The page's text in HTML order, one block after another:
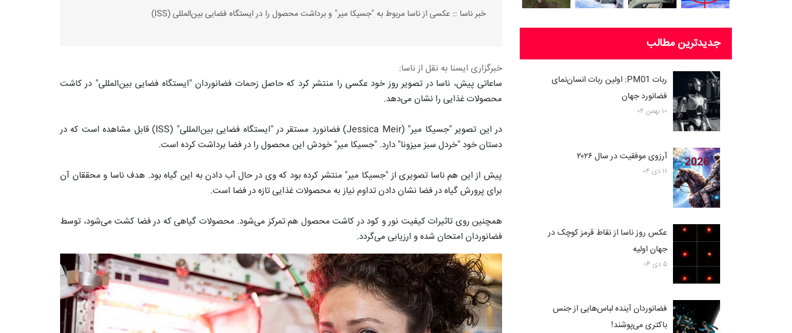
خبر ناسا :: عکسی از ناسا مربوط به "جسیکا میر" و برداشت محصول را در ایستگاه فضایی بین‌المللی (ISS)
خبرگزاری ایسنا به نقل از ناسا:
ساعاتی پیش، ناسا در تصویر روز خود عکسی را منتشر کرد که حاصل زحمات فضانوردان "ایستگاه فضایی بین‌المللی" در کاشت
محصولات غذایی را نشان می‌دهد.
در این تصویر "جسیکا میر" (Jessica Meir) فضانورد مستقر در "ایستگاه فضایی بین‌المللی" (ISS) قابل مشاهده است که در
دستان خود "خردل سبز میزونا" دارد. "جسیکا میر" خودش این محصول را در فضا برداشت کرده است.
پیش از این هم ناسا تصویری از "جسیکا میر" منتشر کرده بود که وی در حال آب دادن به این گیاه بود. هدف ناسا و محققان آن
برای پرورش گیاه در فضا نشان دادن تداوم نیاز به محصولات غذایی تازه در فضا است.
همچنین روی تاثیرات کیفیت نور و کود در کاشت محصول هم تمرکز می‌شود. محصولات گیاهی که در فضا کشت می‌شود، توسط
فضانوردان امتحان شده و ارزیابی می‌گردد.
جدیدترین مطالب
ربات PM01: اولین ربات انسان‌نمای
فضانورد جهان
۱۰ بهمن ۰۴
آرزوی موفقیت در سال ۲۰۲۶
۱۱ دی ۰۴
عکس روز ناسا از نقاط قرمز کوچک در
جهان اولیه
۵ دی ۰۴
فضانوردان آینده لباس‌هایی از جنس
باکتری می‌پوشند!